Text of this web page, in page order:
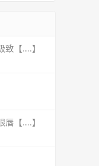
【....】
【....】